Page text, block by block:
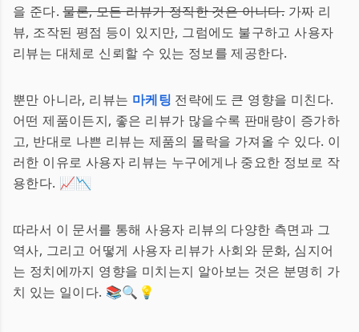
을 준다.물론, 모든 리뷰가 정직한 것은 아니다.가짜 리
뷰, 조작된 평점 등이 있지만, 그럼에도 불구하고 사용자
리뷰는 대체로 신뢰할 수 있는 정보를 제공한다.
뿐만 아니라, 리뷰는 마케팅 전략에도 큰 영향을 미친다.
어떤 제품이든지, 좋은 리뷰가 많을수록 판매량이 증가하
고, 반대로 나쁜 리뷰는 제품의 몰락을 가져올 수 있다. 이
러한 이유로 사용자 리뷰는 누구에게나 중요한 정보로 작
용한다. 📈📉
따라서 이 문서를 통해 사용자 리뷰의 다양한 측면과 그
역사, 그리고 어떻게 사용자 리뷰가 사회와 문화, 심지어
는 정치에까지 영향을 미치는지 알아보는 것은 분명히 가
치 있는 일이다. 📚🔍💡